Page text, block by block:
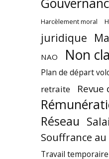
Harcèlement moral
juridique
NAO Non
Plan de départ
retraite Revue
Réseau
Souffrance
Travail temporaire